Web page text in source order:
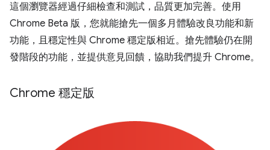
這個瀏覽器經過仔細檢查和測試，品質更加完善。使用
Chrome Beta 版，您就能搶先一個多月體驗改良功能和新
功能，且穩定性與 Chrome 穩定版相近。搶先體驗仍在開
發階段的功能，並提供意見回饋，協助我們提升 Chrome。
Chrome 穩定版